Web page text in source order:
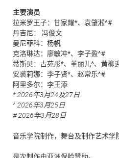
主要演员
拉米罗王子：甘家耀*、袁肇淞^#
丹吉尼： 冯俊文
曼尼菲科：杨帆
克洛琳达：廖敏冲*、李子盈^#
蒂斯贝：古苑彤*、董丽儿^、黄柳
安裘莉娜：李子贤*、赵常乐^#
阿里多尔：李王添
* 2026年3月24及27日
^ 2026年3月25日
# 2026年3月28日
音乐学院制作，舞台及制作艺术学